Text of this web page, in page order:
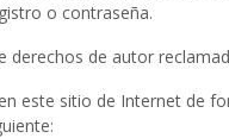
o contraseña.
derechos de autor
este sitio de Internet de